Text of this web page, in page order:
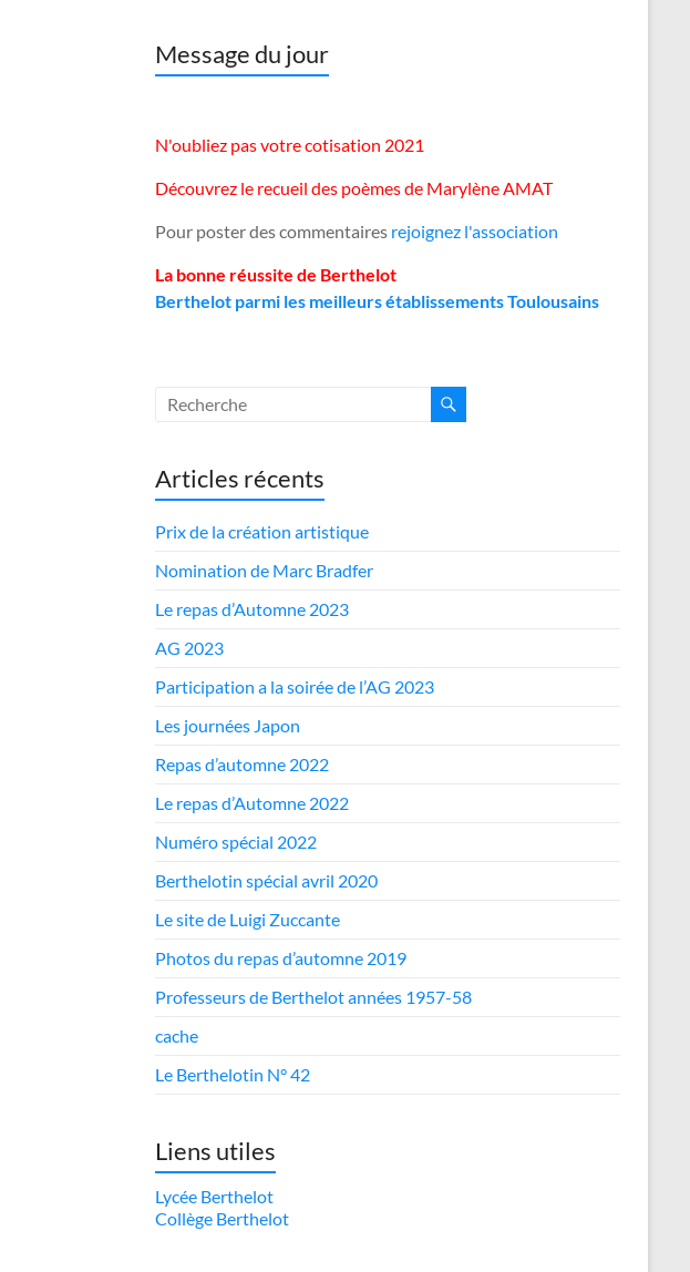
Message du jour
N'oubliez pas votre cotisation 2021
Découvrez le recueil des poèmes de Marylène AMAT
Pour poster des commentaires rejoignez l'association
La bonne réussite de Berthelot
Berthelot parmi les meilleurs établissements Toulousains
Articles récents
Prix de la création artistique
Nomination de Marc Bradfer
Le repas d’Automne 2023
AG 2023
Participation a la soirée de l’AG 2023
Les journées Japon
Repas d’automne 2022
Le repas d’Automne 2022
Numéro spécial 2022
Berthelotin spécial avril 2020
Le site de Luigi Zuccante
Photos du repas d’automne 2019
Professeurs de Berthelot années 1957-58
cache
Le Berthelotin N° 42
Liens utiles
Lycée Berthelot
Collège Berthelot